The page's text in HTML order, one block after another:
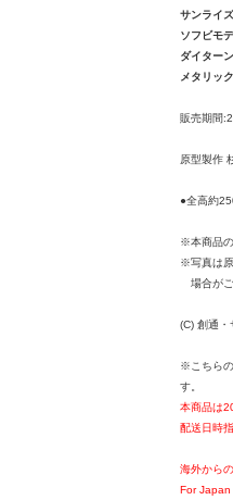
サンライ
ソフビモ
ダイター
メタリッ
販売期間
原型製作
●全高約
※本商品の
※写真は
場合がご
(C) 創通・
※こちら
す。
本商品は
配送日時
海外から
For